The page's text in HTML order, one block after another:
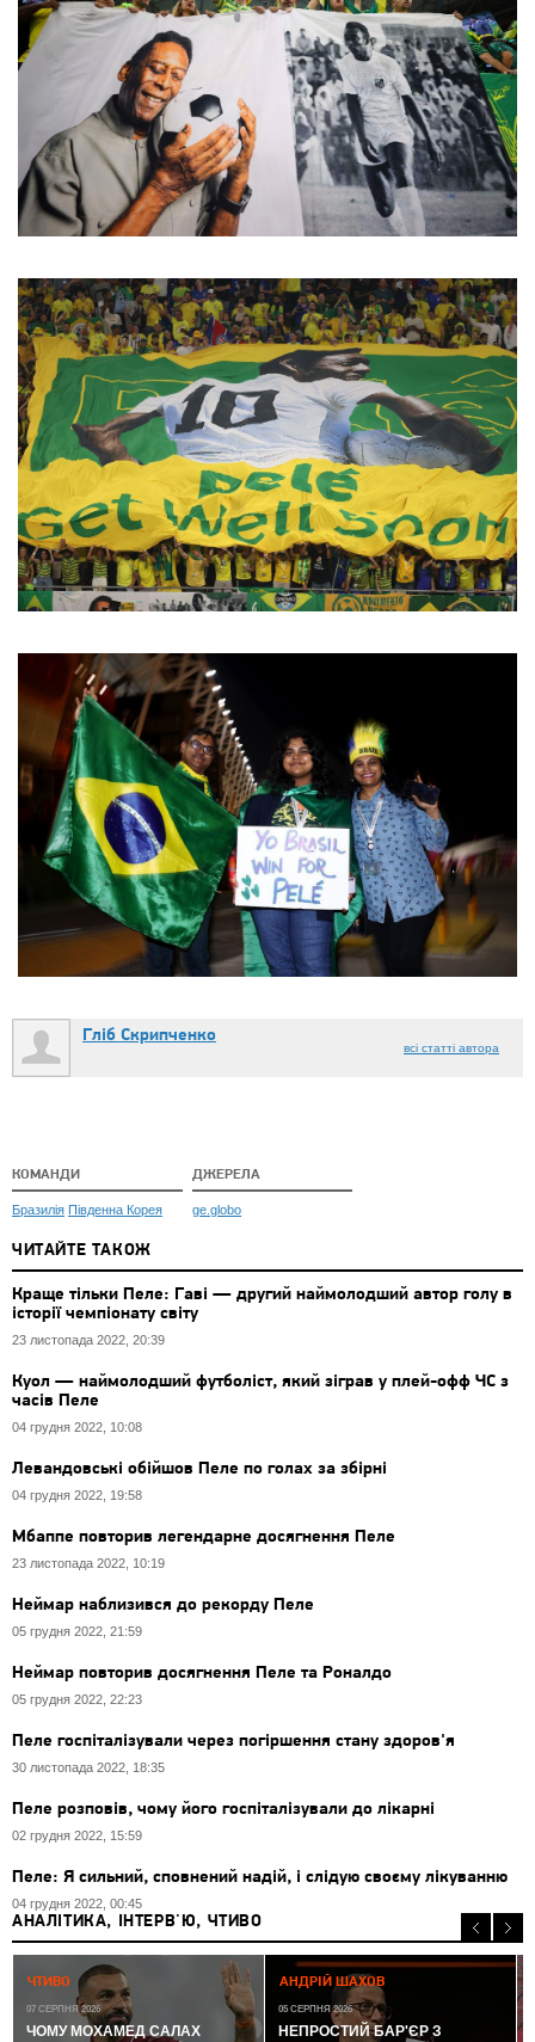
Гліб Скрипченко
всі статті автора
КОМАНДИ
Бразилія Південна Корея
ДЖЕРЕЛА
ge.globo
ЧИТАЙТЕ ТАКОЖ
Краще тільки Пеле: Гаві — другий наймолодший автор голу в
історії чемпіонату світу
23 листопада 2022, 20:39
Куол — наймолодший футболіст, який зіграв у плей-офф ЧС з
часів Пеле
04 грудня 2022, 10:08
Левандовські обійшов Пеле по голах за збірні
04 грудня 2022, 19:58
Мбаппе повторив легендарне досягнення Пеле
23 листопада 2022, 10:19
Неймар наблизився до рекорду Пеле
05 грудня 2022, 21:59
Неймар повторив досягнення Пеле та Роналдо
05 грудня 2022, 22:23
Пеле госпіталізували через погіршення стану здоров'я
30 листопада 2022, 18:35
Пеле розповів, чому його госпіталізували до лікарні
02 грудня 2022, 15:59
Пеле: Я сильний, сповнений надій, і слідую своєму лікуванню
04 грудня 2022, 00:45
АНАЛІТИКА, ІНТЕРВ'Ю, ЧТИВО
ЧТИВО
07 СЕРПНЯ 2026
ЧОМУ МОХАМЕД САЛАХ
АНДРІЙ ШАХОВ
05 СЕРПНЯ 2026
НЕПРОСТИЙ БАР'ЄР З